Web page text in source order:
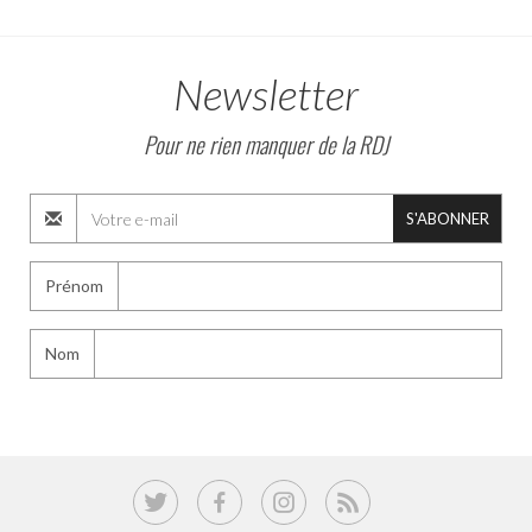
Newsletter
Pour ne rien manquer de la RDJ
S'ABONNER
Prénom
Nom